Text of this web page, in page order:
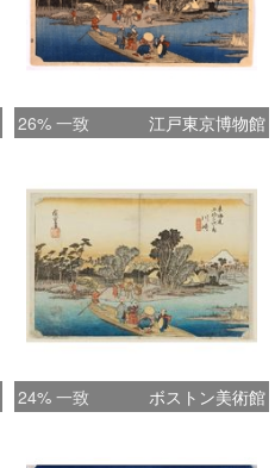
26% 一致 江戸東京博物館
24% 一致 ボストン美術館